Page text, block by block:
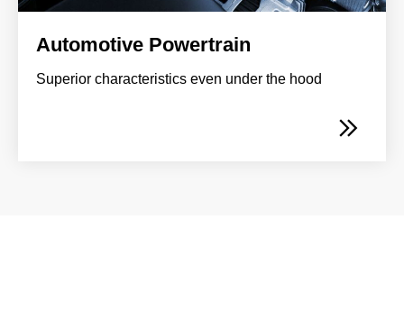
Automotive Powertrain
Superior characteristics even under the hood